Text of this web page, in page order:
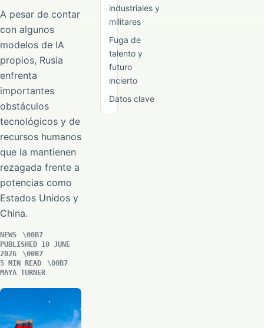
industriales y
militares
Fuga de
talento y
futuro
incierto
Datos clave
A pesar de contar
con algunos
modelos de IA
propios, Rusia
enfrenta
importantes
obstáculos
tecnológicos y de
recursos humanos
que la mantienen
rezagada frente a
potencias como
Estados Unidos y
China.
NEWS
PUBLISHED 10 JUNE
2026
5 MIN READ
MAYA TURNER